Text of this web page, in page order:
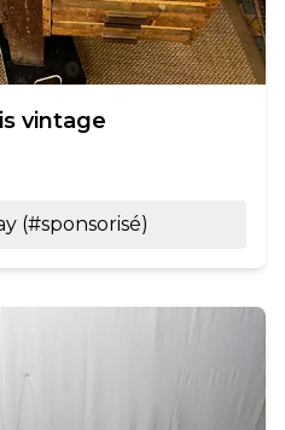
vintage
(#sponsorisé)